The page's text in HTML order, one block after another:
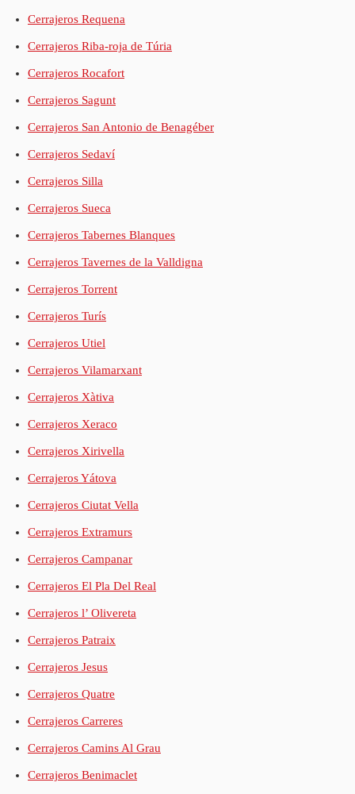
Cerrajeros Requena
Cerrajeros Riba-roja de Túria
Cerrajeros Rocafort
Cerrajeros Sagunt
Cerrajeros San Antonio de Benagéber
Cerrajeros Sedaví
Cerrajeros Silla
Cerrajeros Sueca
Cerrajeros Tabernes Blanques
Cerrajeros Tavernes de la Valldigna
Cerrajeros Torrent
Cerrajeros Turís
Cerrajeros Utiel
Cerrajeros Vilamarxant
Cerrajeros Xàtiva
Cerrajeros Xeraco
Cerrajeros Xirivella
Cerrajeros Yátova
Cerrajeros Ciutat Vella
Cerrajeros Extramurs
Cerrajeros Campanar
Cerrajeros El Pla Del Real
Cerrajeros l’ Olivereta
Cerrajeros Patraix
Cerrajeros Jesus
Cerrajeros Quatre
Cerrajeros Carreres
Cerrajeros Camins Al Grau
Cerrajeros Benimaclet